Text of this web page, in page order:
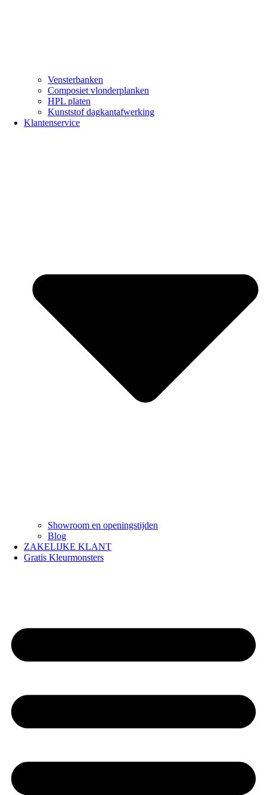
Vensterbanken
Composiet vlonderplanken
HPL platen
Kunststof dagkantafwerking
Klantenservice
Showroom en openingstijden
Blog
ZAKELIJKE KLANT
Gratis Kleurmonsters